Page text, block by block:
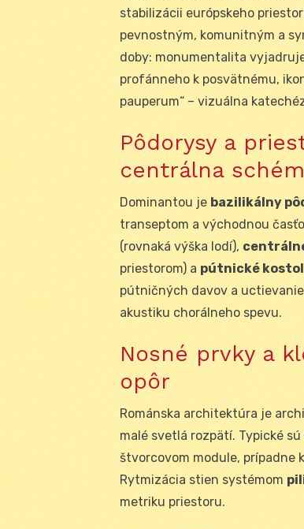
stabilizácii európskeho
pevnostným, komunitným a
doby: monumentalita
profánneho k posvätnému,
pauperum“ – vizuálna
Pôdorysy a
centrálna
Dominantou je bazilikálny
transeptom a východnou
(rovnaká výška lodí),
priestorom) a pútnické
pútničných davov a
akustiku chorálneho spevu.
Nosné prvky a
opôr
Románska architektúra je
malé svetlá rozpätí. Typické sú
štvorcovom module, prípadne
Rytmizácia stien systémom
metriku priestoru.